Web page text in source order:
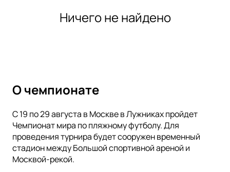
Ничего не найдено
О чемпионате
С 19 по 29 августа в Москве в Лужниках пройдет
Чемпионат мира по пляжному футболу. Для
проведения турнира будет сооружен временный
стадион между Большой спортивной ареной и
Москвой-рекой.